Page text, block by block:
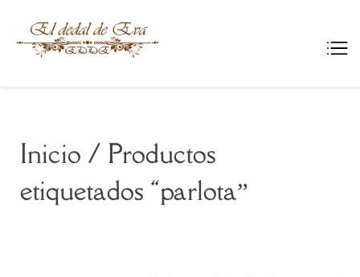
Inicio / Productos
etiquetados “parlota”